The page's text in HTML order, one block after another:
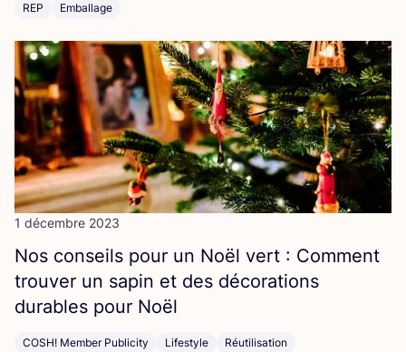
REP Emballage
1 décembre 2023
Nos conseils pour un Noël vert : Com­ment
trou­ver un sapin et des déco­ra­tions
durables pour Noël
COSH! Member Publicity Lifestyle Réutilisation